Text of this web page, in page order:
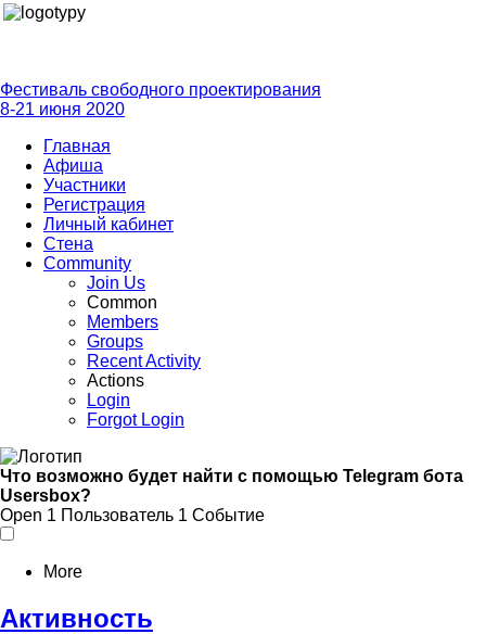
Фестиваль свободного проектирования
8-21 июня 2020
Главная
Афиша
Участники
Регистрация
Личный кабинет
Стена
Community
Join Us
Common
Members
Groups
Recent Activity
Actions
Login
Forgot Login
Что возможно будет найти с помощью Telegram бота
Usersbox?
Open 1 Пользователь 1 Событие
More
Активность